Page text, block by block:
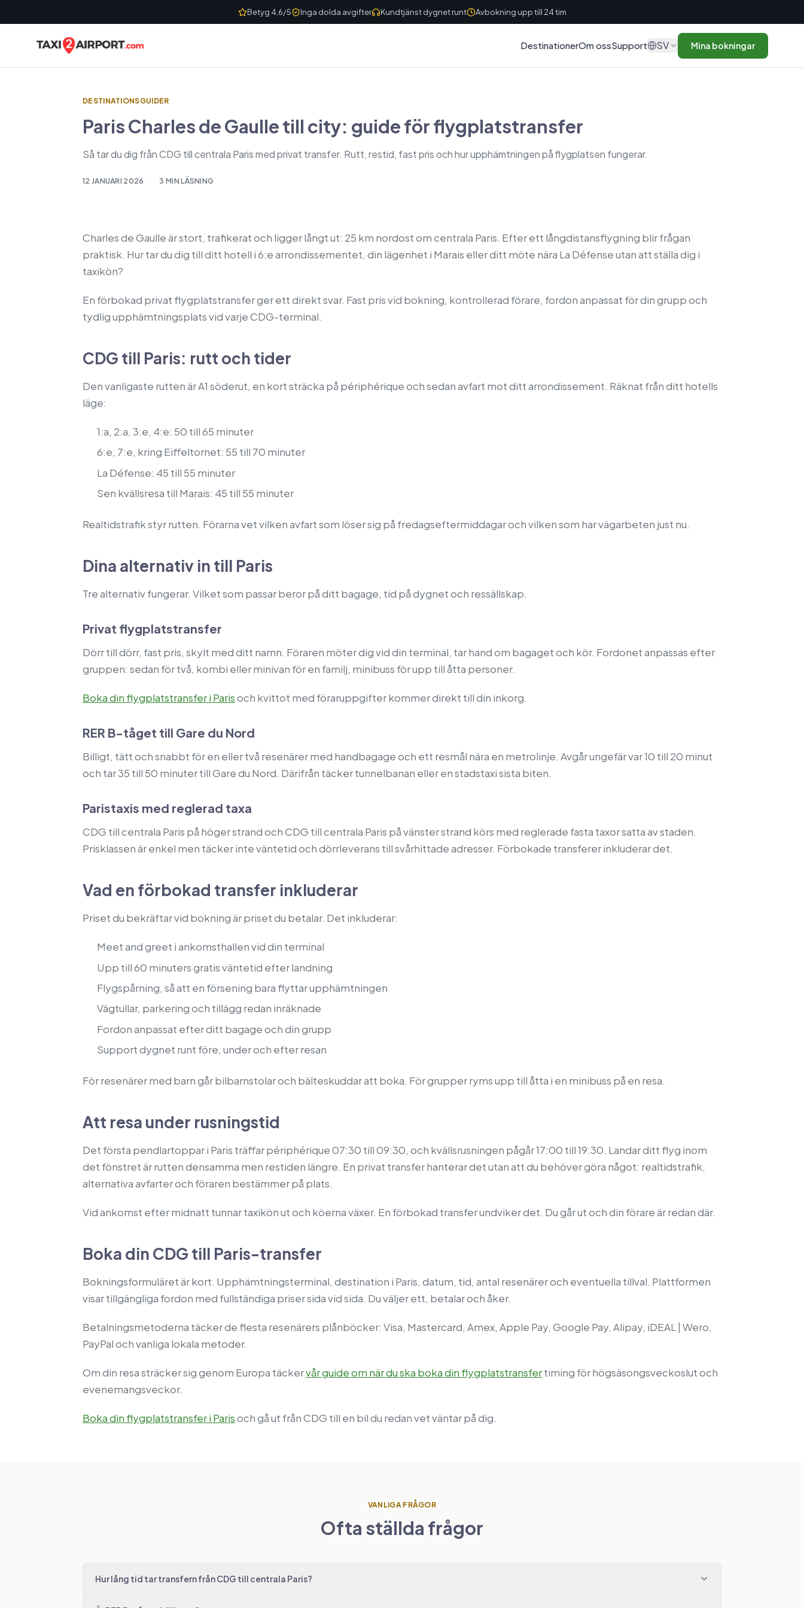
Betyg 4,6/5 Inga dolda avgifter Kundtjänst dygnet runt Avbokning upp till 24 tim
DestinationerOm ossSupport SV Mina bokningar
DESTINATIONSGUIDER
Paris Charles de Gaulle till city: guide för flygplatstransfer
Så tar du dig från CDG till centrala Paris med privat transfer. Rutt, restid, fast pris och hur upphämtningen på flygplatsen fungerar.
12 JANUARI 2026 · 3 MIN LÄSNING
Charles de Gaulle är stort, trafikerat och ligger långt ut: 25 km nordost om centrala Paris. Efter ett långdistansflygning blir frågan
praktisk. Hur tar du dig till ditt hotell i 6:e arrondissementet, din lägenhet i Marais eller ditt möte nära La Défense utan att ställa dig i
taxikön?
En förbokad privat flygplatstransfer ger ett direkt svar. Fast pris vid bokning, kontrollerad förare, fordon anpassat för din grupp och
tydlig upphämtningsplats vid varje CDG-terminal.
CDG till Paris: rutt och tider
Den vanligaste rutten är A1 söderut, en kort sträcka på périphérique och sedan avfart mot ditt arrondissement. Räknat från ditt hotells
läge:
1:a, 2:a, 3:e, 4:e: 50 till 65 minuter
6:e, 7:e, kring Eiffeltornet: 55 till 70 minuter
La Défense: 45 till 55 minuter
Sen kvällsresa till Marais: 45 till 55 minuter
Realtidstrafik styr rutten. Förarna vet vilken avfart som löser sig på fredagseftermiddagar och vilken som har vägarbeten just nu.
Dina alternativ in till Paris
Tre alternativ fungerar. Vilket som passar beror på ditt bagage, tid på dygnet och ressällskap.
Privat flygplatstransfer
Dörr till dörr, fast pris, skylt med ditt namn. Föraren möter dig vid din terminal, tar hand om bagaget och kör. Fordonet anpassas efter
gruppen: sedan för två, kombi eller minivan för en familj, minibuss för upp till åtta personer.
Boka din flygplatstransfer i Parisoch kvittot med föraruppgifter kommer direkt till din inkorg.
RER B-tåget till Gare du Nord
Billigt, tätt och snabbt för en eller två resenärer med handbagage och ett resmål nära en metrolinje. Avgår ungefär var 10 till 20 minut
och tar 35 till 50 minuter till Gare du Nord. Därifrån täcker tunnelbanan eller en stadstaxi sista biten.
Paristaxis med reglerad taxa
CDG till centrala Paris på höger strand och CDG till centrala Paris på vänster strand körs med reglerade fasta taxor satta av staden.
Prisklassen är enkel men täcker inte väntetid och dörrleverans till svårhittade adresser. Förbokade transferer inkluderar det.
Vad en förbokad transfer inkluderar
Priset du bekräftar vid bokning är priset du betalar. Det inkluderar:
Meet and greet i ankomsthallen vid din terminal
Upp till 60 minuters gratis väntetid efter landning
Flygspårning, så att en försening bara flyttar upphämtningen
Vägtullar, parkering och tillägg redan inräknade
Fordon anpassat efter ditt bagage och din grupp
Support dygnet runt före, under och efter resan
För resenärer med barn går bilbarnstolar och bälteskuddar att boka. För grupper ryms upp till åtta i en minibuss på en resa.
Att resa under rusningstid
Det första pendlartoppar i Paris träffar périphérique 07:30 till 09:30, och kvällsrusningen pågår 17:00 till 19:30. Landar ditt flyg inom
det fönstret är rutten densamma men restiden längre. En privat transfer hanterar det utan att du behöver göra något: realtidstrafik,
alternativa avfarter och föraren bestämmer på plats.
Vid ankomst efter midnatt tunnar taxikön ut och köerna växer. En förbokad transfer undviker det. Du går ut och din förare är redan där.
Boka din CDG till Paris-transfer
Bokningsformuläret är kort. Upphämtningsterminal, destination i Paris, datum, tid, antal resenärer och eventuella tillval. Plattformen
visar tillgängliga fordon med fullständiga priser sida vid sida. Du väljer ett, betalar och åker.
Betalningsmetoderna täcker de flesta resenärers plånböcker: Visa, Mastercard, Amex, Apple Pay, Google Pay, Alipay, iDEAL | Wero,
PayPal och vanliga lokala metoder.
Om din resa sträcker sig genom Europa täckervår guide om när du ska boka din flygplatstransfertiming för högsäsongsveckoslut och
evenemangsveckor.
Boka din flygplatstransfer i Parisoch gå ut från CDG till en bil du redan vet väntar på dig.
VANLIGA FRÅGOR
Ofta ställda frågor
Hur lång tid tar transfern från CDG till centrala Paris?